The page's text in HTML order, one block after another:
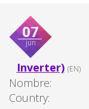
07
jun
Inverter) (EN)
Nombre:
Country: